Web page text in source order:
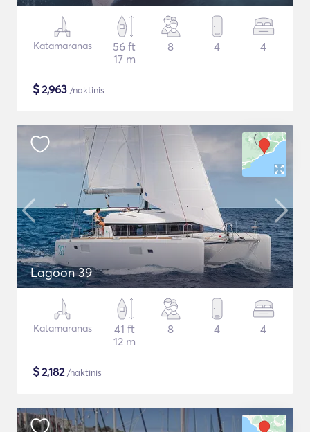
Katamaranas
56 ft
17 m
8 4 4
$2,963 /naktinis
Lagoon 39
Katamaranas
41 ft
12 m
8 4 4
$2,182/naktinis